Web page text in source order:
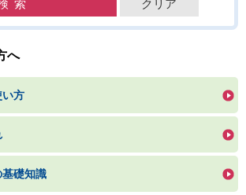
へ
方
礎知識